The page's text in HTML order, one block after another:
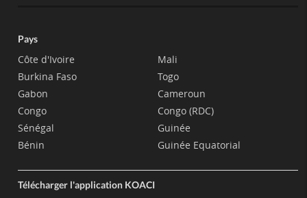
Pays
Côte d'Ivoire
Burkina Faso
Gabon
Congo
Sénégal
Bénin
Mali
Togo
Cameroun
Congo (RDC)
Guinée
Guinée Equatorial
Télécharger l'application KOACI